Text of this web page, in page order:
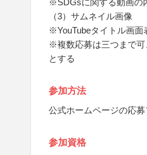
※SDGsに関する動画の
（3）サムネイル画像
※YouTubeタイトル画面
※複数応募は三つまで可
とする
参加方法
公式ホームページの応
参加資格